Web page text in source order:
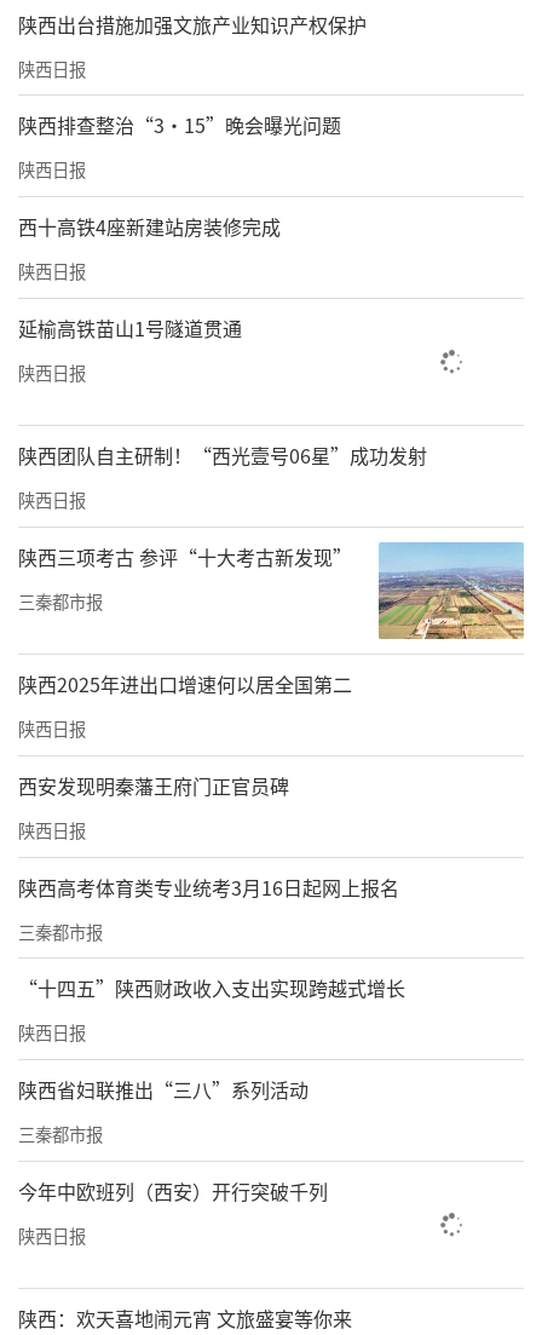
​陕西出台措施加强文旅产业知识产权保护
陕西日报
陕西排查整治“3·15”晚会曝光问题
陕西日报
西十高铁4座新建站房装修完成
陕西日报
延榆高铁苗山1号隧道贯通
陕西日报
陕西团队自主研制！“西光壹号06星”成功发射
陕西日报
陕西三项考古 参评“十大考古新发现”
三秦都市报
陕西2025年进出口增速何以居全国第二
陕西日报
西安发现明秦藩王府门正官员碑
陕西日报
陕西高考体育类专业统考3月16日起网上报名
三秦都市报
“十四五”陕西财政收入支出实现跨越式增长
陕西日报
陕西省妇联推出“三八”系列活动
三秦都市报
今年中欧班列（西安）开行突破千列
陕西日报
陕西：欢天喜地闹元宵 文旅盛宴等你来